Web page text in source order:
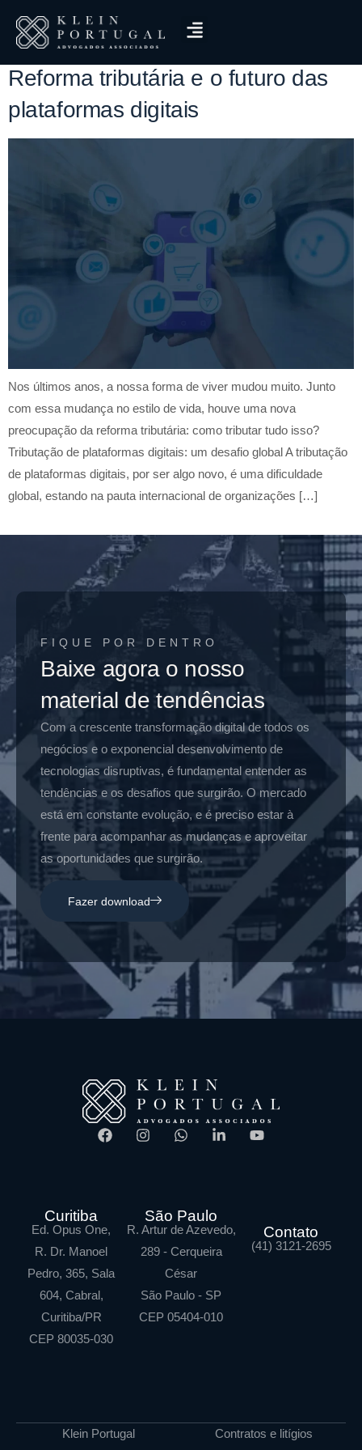
Tag:CBS e IBS
Reforma tributária e o futuro das
plataformas digitais
Nos últimos anos, a nossa forma de viver mudou muito. Junto
com essa mudança no estilo de vida, houve uma nova
preocupação da reforma tributária: como tributar tudo isso?
Tributação de plataformas digitais: um desafio global A tributação
de plataformas digitais, por ser algo novo, é uma dificuldade
global, estando na pauta internacional de organizações […]
FIQUE POR DENTRO
Baixe agora o nosso
material de tendências
Com a crescente transformação digital de todos os
negócios e o exponencial desenvolvimento de
tecnologias disruptivas, é fundamental entender as
tendências e os desafios que surgirão. O mercado
está em constante evolução, e é preciso estar à
frente para acompanhar as mudanças e aproveitar
as oportunidades que surgirão.
Fazer download
Curitiba
Ed. Opus One,
R. Dr. Manoel
Pedro, 365, Sala
604, Cabral,
Curitiba/PR
CEP 80035-030
São Paulo
R. Artur de Azevedo,
289 - Cerqueira
César
São Paulo - SP
CEP 05404-010
Contato
(41) 3121-2695
Klein Portugal
Contratos e litígios